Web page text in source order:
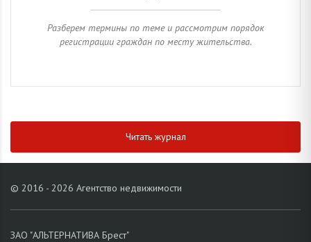
Разберем термины по теме и рассмотрим порядок
регистрации граждан по месту жительства.
Читать журнал
© 2016 - 2026 Агентство недвижимости
ЗАО "АЛЬТЕРНАТИВА Брест"